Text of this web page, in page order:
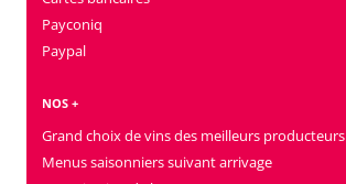
Payconiq
Paypal
NOS +
Grand choix de vins des meilleurs producteurs
Menus saisonniers suivant arrivage